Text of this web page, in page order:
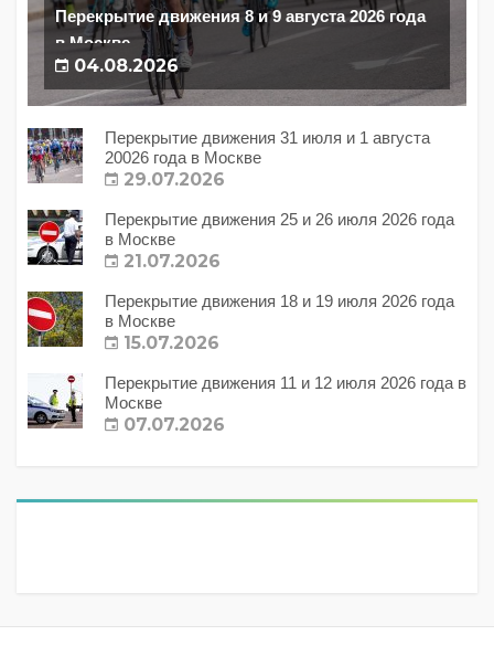
Перекрытие движения 8 и 9 августа 2026 года
в Москве
04.08.2026
Перекрытие движения 31 июля и 1 августа
20026 года в Москве
29.07.2026
Перекрытие движения 25 и 26 июля 2026 года
в Москве
21.07.2026
Перекрытие движения 18 и 19 июля 2026 года
в Москве
15.07.2026
Перекрытие движения 11 и 12 июля 2026 года в
Москве
07.07.2026